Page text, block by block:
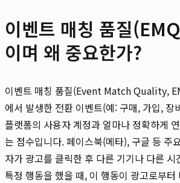
이벤트 매칭 품질
이며 왜 중요한가?
이벤트 매칭 품질(Event Match Quality,
에서 발생한 전환 이벤트(예: 구매, 가입, 장
플랫폼의 사용자 계정과 얼마나 정확하게
는 점수입니다. 페이스북(메타), 구글 등 주
자가 광고를 클릭한 후 다른 기기나 다른 시
특정 행동을 했을 때, 이 행동이 광고로부